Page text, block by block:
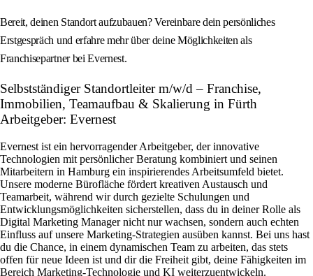
Bereit, deinen Standort aufzubauen? Vereinbare dein persönliches
Erstgespräch und erfahre mehr über deine Möglichkeiten als
Franchisepartner bei Evernest.
Selbstständiger Standortleiter m/w/d – Franchise,
Immobilien, Teamaufbau & Skalierung in Fürth
Arbeitgeber: Evernest
Evernest ist ein hervorragender Arbeitgeber, der innovative
Technologien mit persönlicher Beratung kombiniert und seinen
Mitarbeitern in Hamburg ein inspirierendes Arbeitsumfeld bietet.
Unsere moderne Bürofläche fördert kreativen Austausch und
Teamarbeit, während wir durch gezielte Schulungen und
Entwicklungsmöglichkeiten sicherstellen, dass du in deiner Rolle als
Digital Marketing Manager nicht nur wachsen, sondern auch echten
Einfluss auf unsere Marketing-Strategien ausüben kannst. Bei uns hast
du die Chance, in einem dynamischen Team zu arbeiten, das stets
offen für neue Ideen ist und dir die Freiheit gibt, deine Fähigkeiten im
Bereich Marketing-Technologie und KI weiterzuentwickeln.